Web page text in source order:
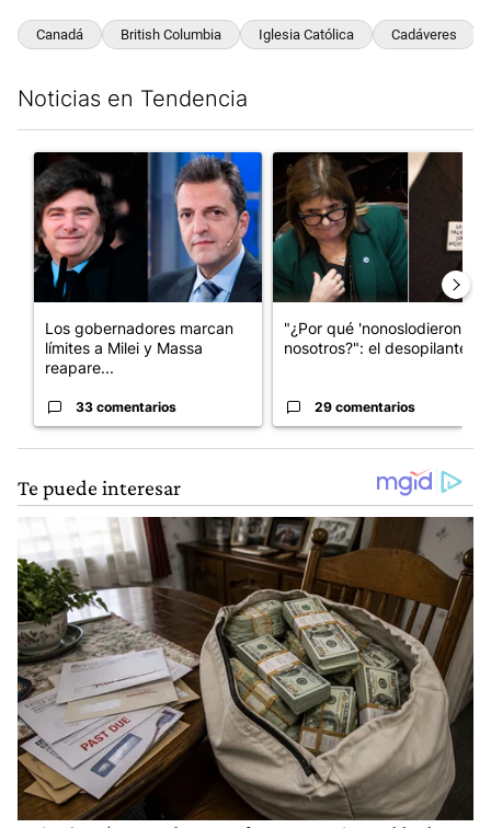
Canadá British Columbia Iglesia Católica Cadáveres
Noticias en Tendencia
Un artículo de tendencia con el título "Los gobernadores
Los gobernadores marcan
límites a Milei y Massa
reapare...
33 comentarios
Un artículo de tendencia con
"¿Por qué 'nonoslodieron' a
nosotros?": el desopilante ...
29 comentarios